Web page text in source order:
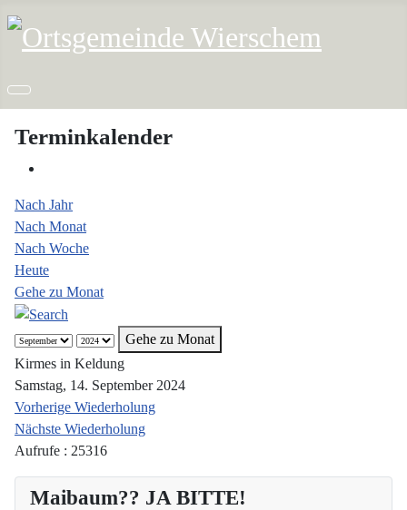
Maibaum?? JA BITTE!
Terminkalender
Nach Jahr
Nach Monat
Nach Woche
Heute
Gehe zu Monat
Gehe zu Monat
Kirmes in Keldung
Samstag, 14. September 2024
Vorherige Wiederholung
Nächste Wiederholung
Aufrufe : 25316